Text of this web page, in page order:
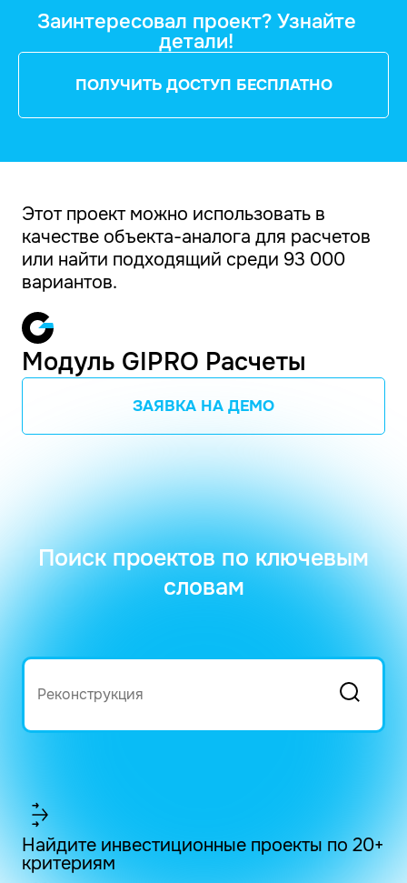
Заинтересовал проект? Узнайте
детали!
ПОЛУЧИТЬ ДОСТУП БЕСПЛАТНО
Этот проект можно использовать в
качестве объекта-аналога для расчетов
или найти подходящий среди 93 000
вариантов.
Модуль GIPRO Расчеты
ЗАЯВКА НА ДЕМО
Поиск проектов по ключевым
словам
Найдите инвестиционные проекты по 20+
критериям